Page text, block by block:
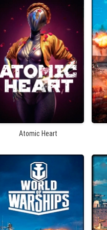
Atomic Heart